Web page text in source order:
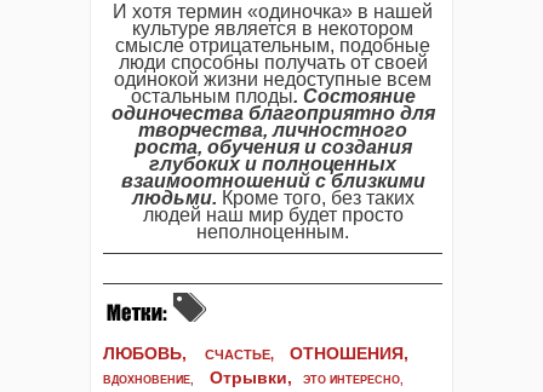
И хотя термин «одиночка» в нашей
культуре является в некотором
смысле отрицательным, подобные
люди способны получать от своей
одинокой жизни недоступные всем
остальным плоды. Состояние
одиночества благоприятно для
творчества, личностного
роста, обучения и создания
глубоких и полноценных
взаимоотношений с близкими
людьми. Кроме того, без таких
людей наш мир будет просто
неполноценным.
ЛЮБОВЬ, СЧАСТЬЕ, ОТНОШЕНИЯ,
ВДОХНОВЕНИЕ, Отрывки, ЭТО ИНТЕРЕСНО,